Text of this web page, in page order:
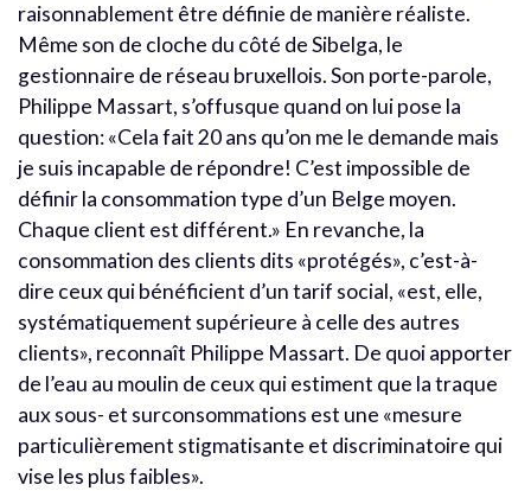
raisonnablement être définie de manière réaliste.
Même son de cloche du côté de Sibelga, le
gestionnaire de réseau bruxellois. Son porte-parole,
Philippe Massart, s’offusque quand on lui pose la
question: «Cela fait 20 ans qu’on me le demande mais
je suis incapable de répondre! C’est impossible de
définir la consommation type d’un Belge moyen.
Chaque client est différent.» En revanche, la
consommation des clients dits «protégés», c’est-à-
dire ceux qui bénéficient d’un tarif social, «est, elle,
systématiquement supérieure à celle des autres
clients», reconnaît Philippe Massart. De quoi apporter
de l’eau au moulin de ceux qui estiment que la traque
aux sous- et surconsommations est une «mesure
particulièrement stigmatisante et discriminatoire qui
vise les plus faibles».